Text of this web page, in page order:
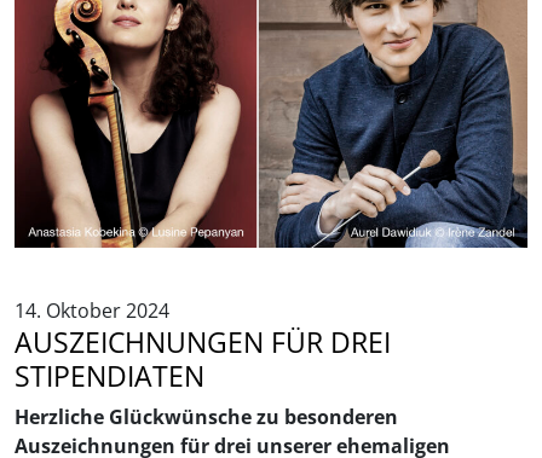
14. Oktober 2024
AUSZEICHNUNGEN FÜR DREI
STIPENDIATEN
Herzliche Glückwünsche zu besonderen
Auszeichnungen für drei unserer ehemaligen